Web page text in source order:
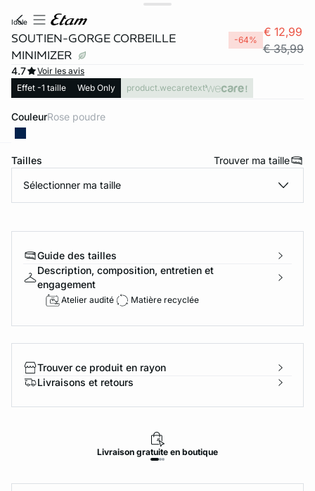
idole
SOUTIEN-GORGE CORBEILLE
MINIMIZER
-64%
€ 12,99
€ 35,99
4.7
Voir les avis
Effet -1 taille
Web Only product.wecaretext
Couleur rose poudre
Tailles Trouver ma taille
Sélectionner ma taille
Guide des tailles
Description, composition, entretien et
engagement
Atelier audité Matière recyclée
Trouver ce produit en rayon
Livraisons et retours
Livraison gratuite en boutique